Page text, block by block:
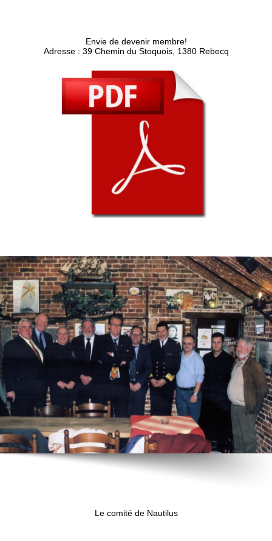
Envie de devenir membre!
Adresse : 39 Chemin du Stoquois, 1380 Rebecq
Le comité de Nautilus